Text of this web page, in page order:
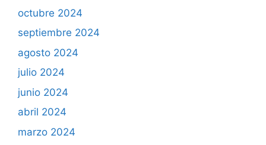
octubre 2024
septiembre 2024
agosto 2024
julio 2024
junio 2024
abril 2024
marzo 2024